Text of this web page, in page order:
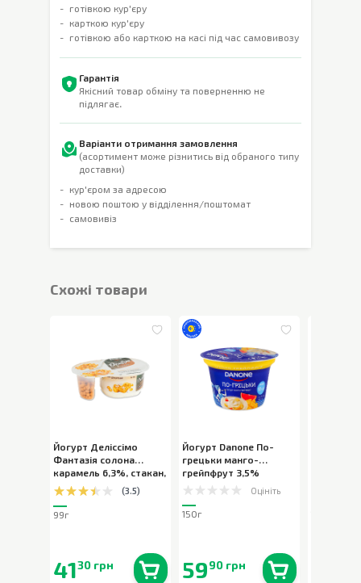
готівкою кур'єру
карткою кур'єру
готівкою або карткою на касі під час самовивозу
Гарантія
Якісний товар обміну та поверненню не
підлягає.
Варіанти отримання замовлення
(асортимент може різнитись від обраного типу
доставки)
кур'єром за адресою
новою поштою у відділення/поштомат
самовивіз
Cхожі товари
Йогурт Деліссімо
Фантазія солона
карамель 6,3%, стакан,
99г
(3.5)
99г
4130 грн
Йогурт Danone По-
грецьки манго-
грейпфрут 3,5%
стакан
150г Оцініть
150г
5990 грн